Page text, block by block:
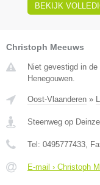
BEKIJK
Christoph Meeuws
Niet gevestigd in
Henegouwen.
Oost-Vlaanderen »
Steenweg op
Tel: 0495777433 ,
E-mail › Christoph